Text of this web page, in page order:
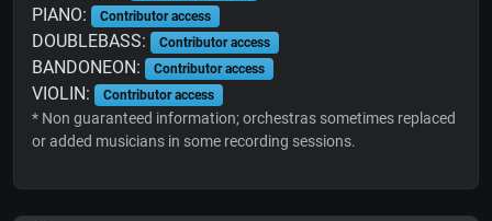
PIANO: Contributor access
DOUBLEBASS: Contributor access
BANDONEON: Contributor access
VIOLIN: Contributor access
* Non guaranteed information; orchestras sometimes replaced
or added musicians in some recording sessions.